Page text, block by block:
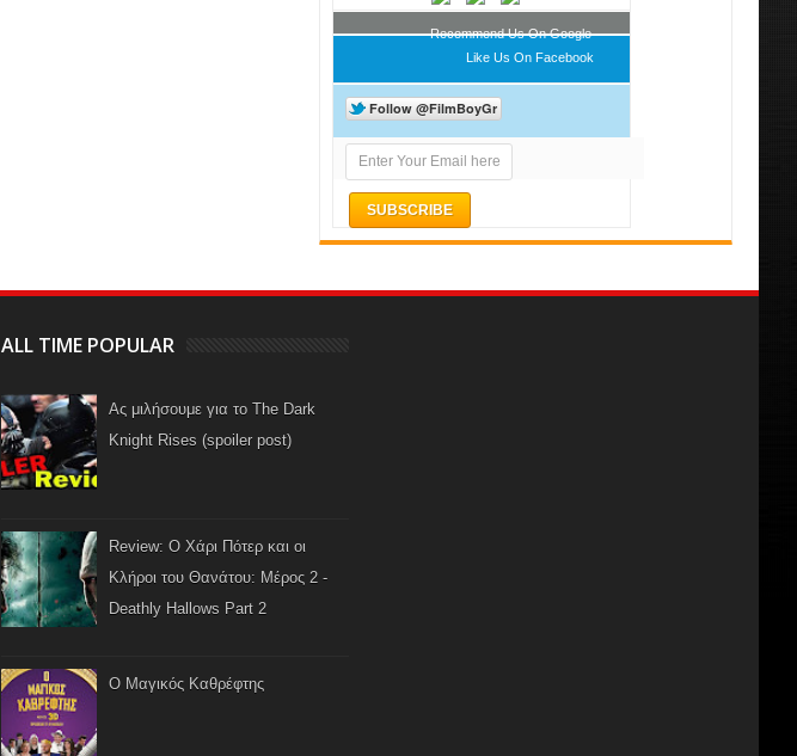
Recommend Us On Google
Like Us On Facebook
ALL TIME POPULAR
Ας μιλήσουμε για το The Dark
Knight Rises (spoiler post)
Review: Ο Χάρι Πότερ και οι
Κλήροι του Θανάτου: Μέρος 2 -
Deathly Hallows Part 2
Ο Μαγικός Καθρέφτης